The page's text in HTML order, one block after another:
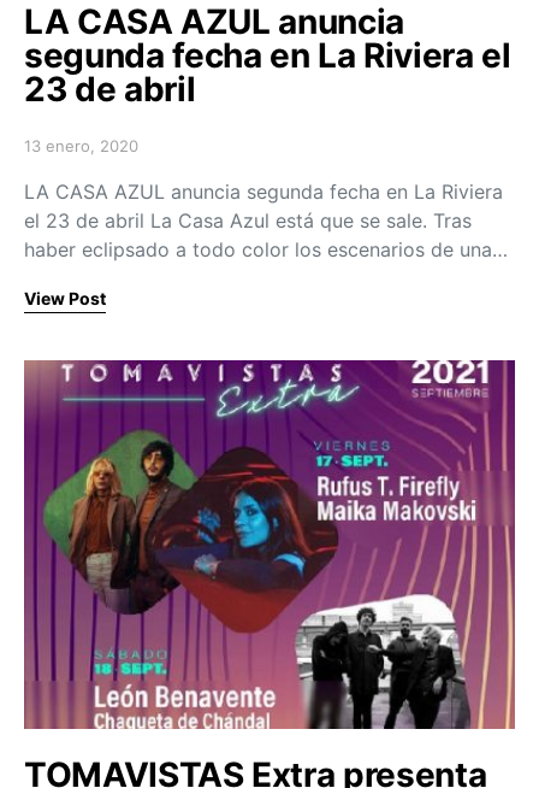
LA CASA AZUL anuncia
segunda fecha en La Riviera el
23 de abril
Posted on
13 enero, 2020
LA CASA AZUL anuncia segunda fecha en La Riviera
el 23 de abril La Casa Azul está que se sale. Tras
haber eclipsado a todo color los escenarios de una…
View Post
TOMAVISTAS Extra presenta